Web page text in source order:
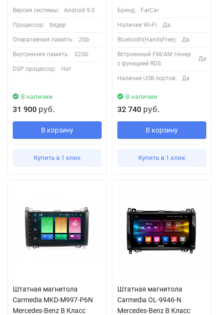
Версия системы: Android 9.0
Процессор: 8ядер
Оперативная память: 2Gb
Внутренняя память: 32Gb
DSP процессор: Нет
В наличии
31 900 руб.
В корзину
Купить в 1 клик
Бренд: FarCar
Наличие Wi-Fi: Да
Bluetooth(HandsFree): Да
Встроенный FM/AM тюнер
с функцией RDS:
Да
Наличие USB портов: Да
В наличии
32 740 руб.
В корзину
Купить в 1 клик
Штатная магнитола
Сarmedia MKD-M997-P6N
Mercedes-Benz B Класс
Штатная магнитола
Carmedia OL-9946-N
Mercedes-Benz B Класс